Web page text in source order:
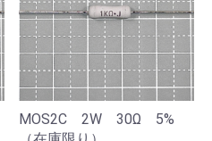
MOS2C 2W 30Ω 5%